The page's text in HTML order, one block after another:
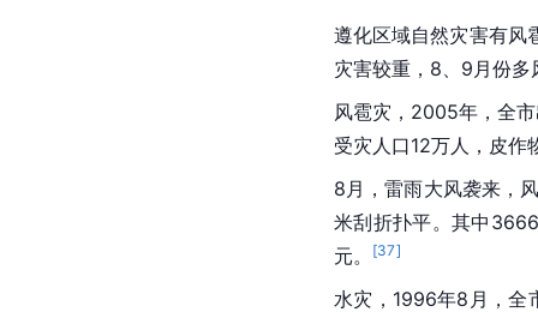
遵化区域自然灾害有风
灾害较重，8、9月份多
风雹灾，2005年，全
受灾人口12万人，皮
8月，雷雨大风袭来，
米刮折扑平。其中
元。
[37]
水灾，1996年8月，全